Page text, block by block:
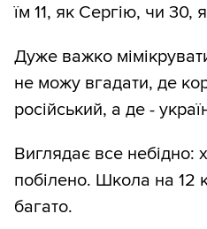
їм 11, як Сергію, чи 30,
Дуже важко
не можу вгадати, де
російський, а де -
Виглядає все небідно:
побілено. Школа на 12
багато.